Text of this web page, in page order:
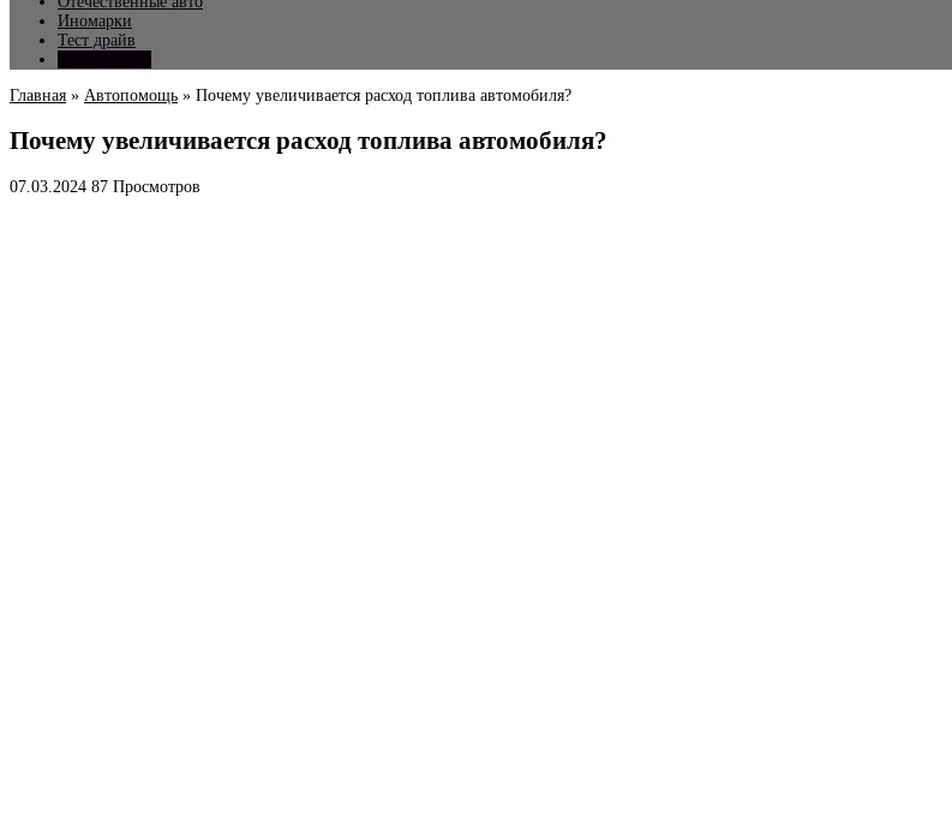
Иномарки
Тест драйв
Главная » Автопомощь » Почему увеличивается расход топлива автомобиля?
Почему увеличивается расход топлива автомобиля?
07.03.2024 87 Просмотров